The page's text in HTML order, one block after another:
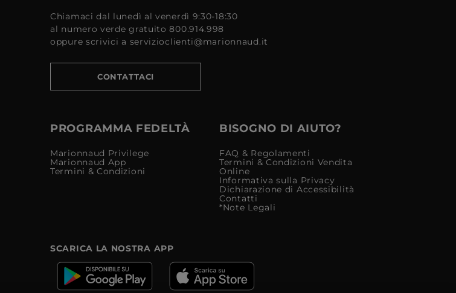
Chiamaci dal lunedì al venerdì 9:30-18:30
al numero verde gratuito 800.914.998
oppure scrivici a servizioclienti@marionnaud.it
CONTATTACI
PROGRAMMA FEDELTÀ
Marionnaud Privilege
Marionnaud App
Termini & Condizioni
BISOGNO DI AIUTO?
FAQ & Regolamenti
Termini & Condizioni Vendita
Online
Informativa sulla Privacy
Dichiarazione di Accessibilità
Contatti
*Note Legali
SCARICA LA NOSTRA APP